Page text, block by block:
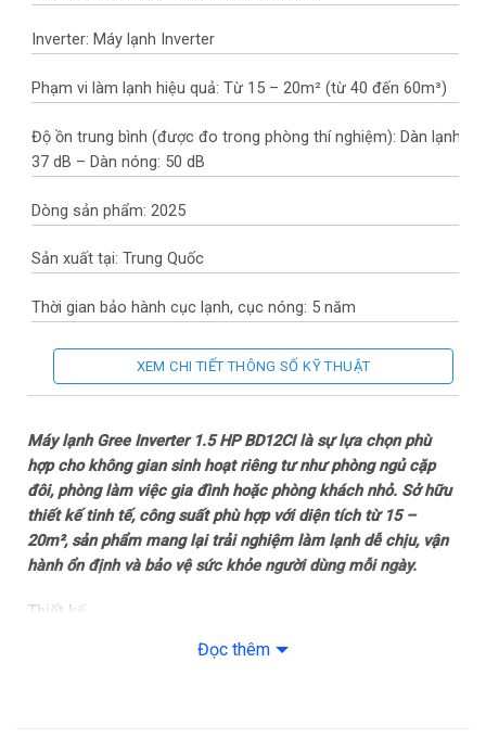
Inverter: Máy lạnh Inverter
Phạm vi làm lạnh hiệu quả: Từ 15 – 20m² (từ 40 đến 60m³)
Độ ồn trung bình (được đo trong phòng thí nghiệm): Dàn lạnh:
37 dB – Dàn nóng: 50 dB
Dòng sản phẩm: 2025
Sản xuất tại: Trung Quốc
Thời gian bảo hành cục lạnh, cục nóng: 5 năm
Thời gian bảo hành máy nén: 10 năm
bằng Nhôm
Loại Gas: R-32
Mức tiêu thụ điện năng
Tiêu thụ điện: 1.17 kW/h
XEM CHI TIẾT THÔNG SỐ KỸ THUẬT
Máy lạnh Gree Inverter 1.5 HP BD12CI là sự lựa chọn phù
hợp cho không gian sinh hoạt riêng tư như phòng ngủ cặp
đôi, phòng làm việc gia đình hoặc phòng khách nhỏ. Sở hữu
thiết kế tinh tế, công suất phù hợp với diện tích từ 15 –
20m², sản phẩm mang lại trải nghiệm làm lạnh dễ chịu, vận
hành ổn định và bảo vệ sức khỏe người dùng mỗi ngày.
Thiết kế
Đọc thêm